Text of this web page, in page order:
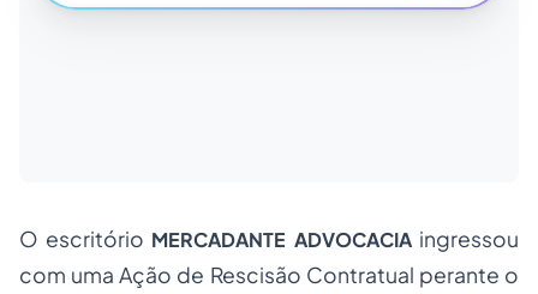
O escritório MERCADANTE ADVOCACIAingressou
com uma Ação de Rescisão Contratual perante o